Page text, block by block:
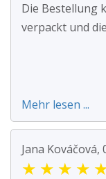
Die Bestellung
verpackt und
Mehr lesen ...
Jana Kováčová,
★ ★ ★ ★